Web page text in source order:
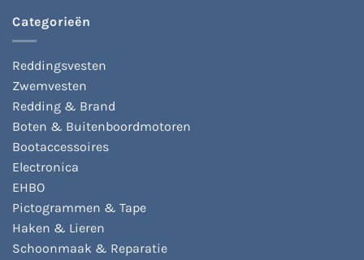
Categorieën
Reddingsvesten
Zwemvesten
Redding & Brand
Boten & Buitenboordmotoren
Bootaccessoires
Electronica
EHBO
Pictogrammen & Tape
Haken & Lieren
Schoonmaak & Reparatie